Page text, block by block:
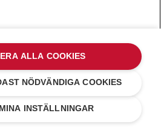
399,00
INSTÄLLNINGAR
NÖDVÄNDIGA COOKIES
ALLA COOKIES